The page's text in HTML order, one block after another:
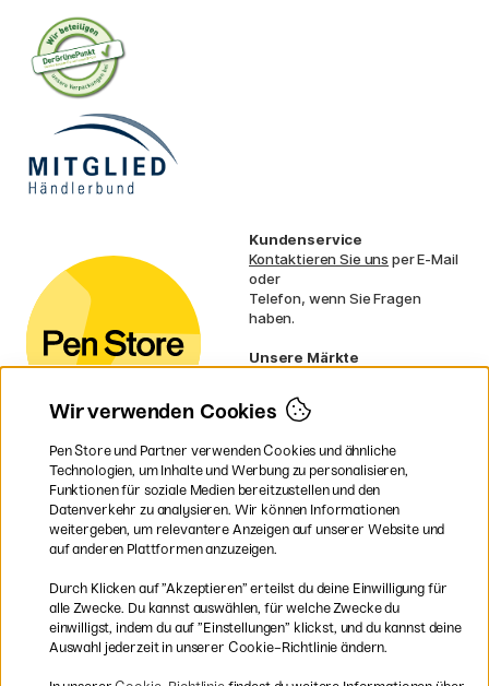
Kundenservice
Kontaktieren Sie uns per E-Mail
oder
Telefon, wenn Sie Fragen
haben.
Unsere Märkte
Norwegen
Dänemark
Frankreich
Irland
Niederlande
UK
EU
gelten für sperrige Produkte.
Sichere Bezahlung mit Visa, Mastercard und Paypal
Wir verwenden Cookies
Pen Store und Partner verwenden Cookies und ähnliche
Technologien, um Inhalte und Werbung zu personalisieren,
Funktionen für soziale Medien bereitzustellen und den
Datenverkehr zu analysieren. Wir können Informationen
weitergeben, um relevantere Anzeigen auf unserer Website und
auf anderen Plattformen anzuzeigen.
Durch Klicken auf ”Akzeptieren” erteilst du deine Einwilligung für
alle Zwecke. Du kannst auswählen, für welche Zwecke du
einwilligst, indem du auf ”Einstellungen” klickst, und du kannst deine
Auswahl jederzeit in unserer Cookie-Richtlinie ändern.